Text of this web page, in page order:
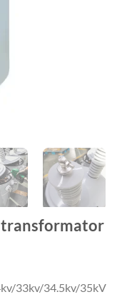
transformator
33kv/34.5kv/35kV